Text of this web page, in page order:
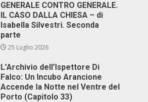
GENERALE CONTRO GENERALE.
IL CASO DALLA CHIESA – di
Isabella Silvestri. Seconda
parte
25 Luglio 2026
L’Archivio dell’Ispettore Di
Falco: Un Incubo Arancione
Accende la Notte nel Ventre del
Porto (Capitolo 33)